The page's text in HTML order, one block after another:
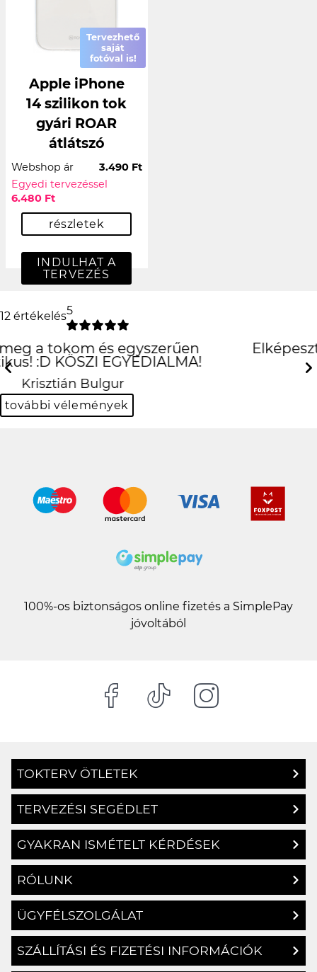
Tervezhető
saját
fotóval is!
Apple iPhone
14 szilikon tok
gyári ROAR
átlátszó
Webshop ár
3.490 Ft
Egyedi tervezéssel
6.480 Ft
részletek
INDULHAT A
TERVEZÉS
12 értékelés5
Elképesztően jó lett, köszönöm
szepen
Kinga Borsos-Kuti
Previous
további vélemények
100%-os biztonságos online fizetés a SimplePay
jóvoltából
TOKTERV ÖTLETEK
TERVEZÉSI SEGÉDLET
GYAKRAN ISMÉTELT KÉRDÉSEK
RÓLUNK
ÜGYFÉLSZOLGÁLAT
SZÁLLÍTÁSI ÉS FIZETÉSI INFORMÁCIÓK